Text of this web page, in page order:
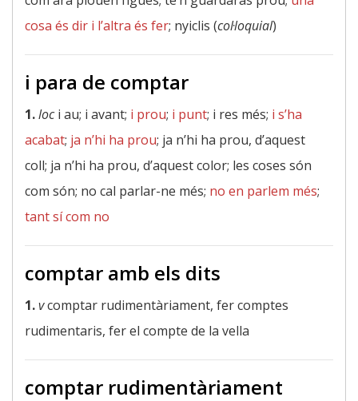
cosa és dir i l’altra és fer; nyiclis (col·loquial)
i para de comptar
1.loci au; i avant; i prou; i punt; i res més; i s’ha
acabat; ja n’hi ha prou; ja n’hi ha prou, d’aquest
coll; ja n’hi ha prou, d’aquest color; les coses són
com són; no cal parlar-ne més; no en parlem més;
tant sí com no
comptar amb els dits
1.vcomptar rudimentàriament, fer comptes
rudimentaris, fer el compte de la vella
comptar rudimentàriament